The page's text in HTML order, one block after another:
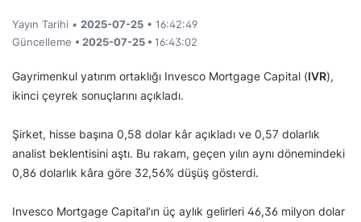
Yayın Tarihi • 2025-07-25 • 16:42:49
Güncelleme • 2025-07-25 • 16:43:02
Gayrimenkul yatırım ortaklığı Invesco Mortgage Capital (IVR),
ikinci çeyrek sonuçlarını açıkladı.
Şirket, hisse başına 0,58 dolar kâr açıkladı ve 0,57 dolarlık
analist beklentisini aştı. Bu rakam, geçen yılın aynı dönemindeki
0,86 dolarlık kâra göre 32,56% düşüş gösterdi.
Invesco Mortgage Capital’ın üç aylık gelirleri 46,36 milyon dolar